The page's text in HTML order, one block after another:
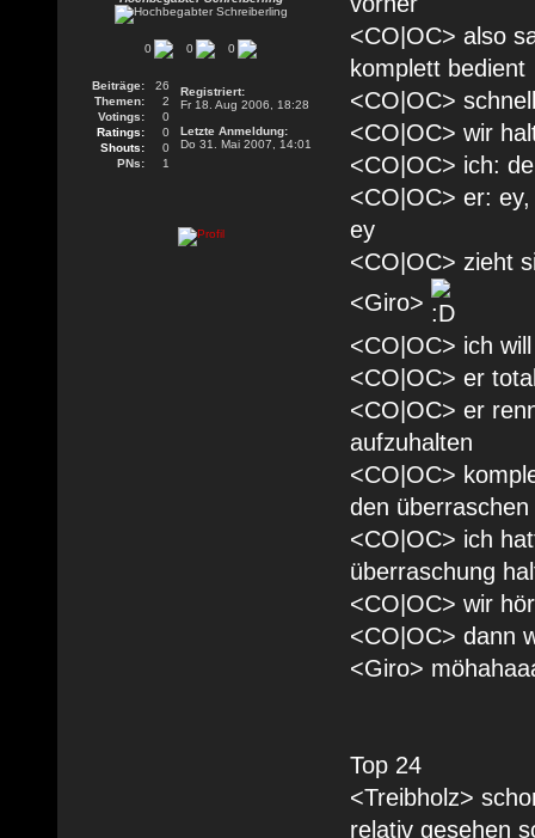
0 0 0
Beiträge:
26
Themen:
2
Votings:
0
Ratings:
0
Shouts:
0
PNs:
1
Registriert:
Fr 18. Aug 2006, 18:28
Letzte Anmeldung:
Do 31. Mai 2007, 14:01
<CO|OC> also
komplett bedient
<CO|OC>
<CO|OC> wir
<CO|OC> ich:
<CO|OC> er:
ey
<CO|OC> zieht
<Giro>
<CO|OC> ich
<CO|OC> er
<CO|OC> er
aufzuhalten
<CO|OC>
den überraschen
<CO|OC> ich
überraschung
<CO|OC> wir
<CO|OC> dann
<Giro>
Top 24
<Treibholz>
relativ gesehen